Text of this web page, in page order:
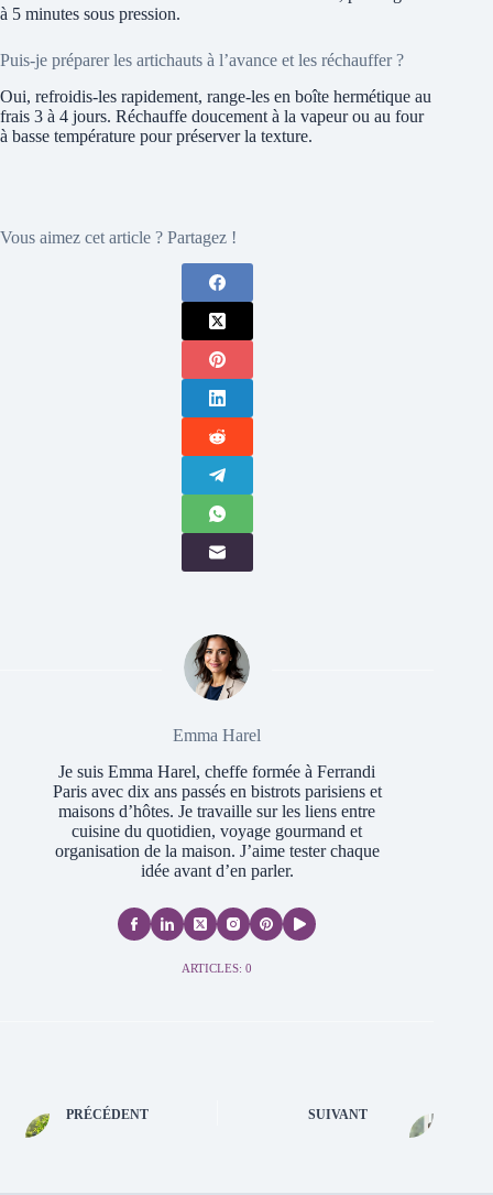
à 5 minutes sous pression.
Puis-je préparer les artichauts à l’avance et les réchauffer ?
Oui, refroidis-les rapidement, range-les en boîte hermétique au
frais 3 à 4 jours. Réchauffe doucement à la vapeur ou au four
à basse température pour préserver la texture.
Vous aimez cet article ? Partagez !
Emma Harel
Je suis Emma Harel, cheffe formée à Ferrandi
Paris avec dix ans passés en bistrots parisiens et
maisons d’hôtes. Je travaille sur les liens entre
cuisine du quotidien, voyage gourmand et
organisation de la maison. J’aime tester chaque
idée avant d’en parler.
ARTICLES: 0
PRÉCÉDENT SUIVANT